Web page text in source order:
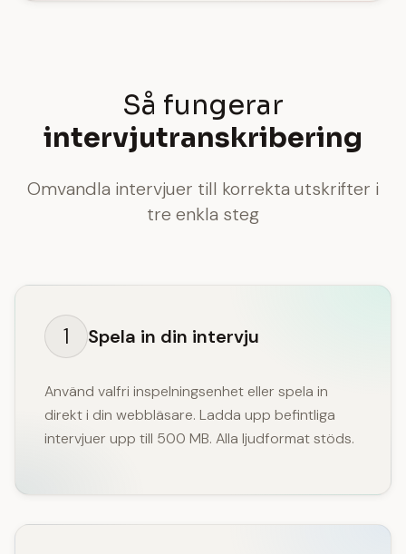
Så fungerar
intervjutranskribering
Omvandla intervjuer till korrekta utskrifter i
tre enkla steg
1 Spela in din intervju
Använd valfri inspelningsenhet eller spela in
direkt i din webbläsare. Ladda upp befintliga
intervjuer upp till 500 MB. Alla ljudformat stöds.